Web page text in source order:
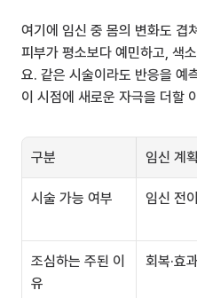
여기에 임신 중 몸의 변화도 겹
피부가 평소보다 예민하고, 색
요. 같은 시술이라도 반응을 예
이 시점에 새로운 자극을 더할
구분 임신 계
시술 가능 여부 임신 전
조심하는 주된 이
유
회복·효